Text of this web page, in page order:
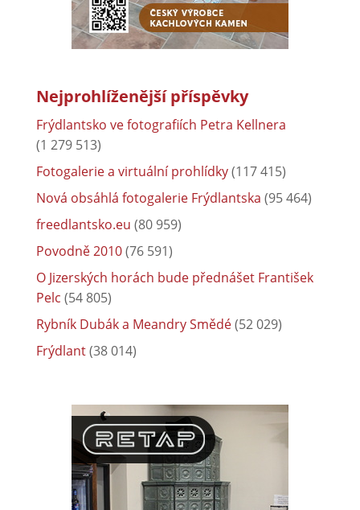
Nejprohlíženější příspěvky
Frýdlantsko ve fotografiích Petra Kellnera
(1 279 513)
Fotogalerie a virtuální prohlídky(117 415)
Nová obsáhlá fotogalerie Frýdlantska (95 464)
freedlantsko.eu (80 959)
Povodně 2010(76 591)
O Jizerských horách bude přednášet František
Pelc (54 805)
Rybník Dubák a Meandry Smědé(52 029)
Frýdlant(38 014)